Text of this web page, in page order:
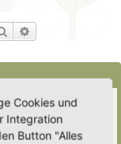
Suche
eines Hortus
17:08
Cookies und
Integration
Button "Alles